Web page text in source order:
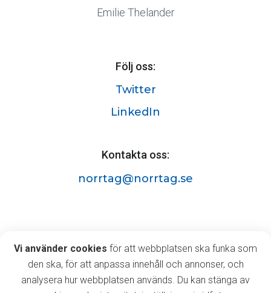
Kontakta oss:
norrtag@norrtag.se
Östermalmsgatan 63A,
903 35 Umeå
Emilie Thelander
Följ oss:
Twitter
LinkedIn
Vi använder cookies
Vi använder cookies för att webbplatsen ska funka som
den ska, för att anpassa innehåll och annonser, och
analysera hur webbplatsen används. Du kan stänga av